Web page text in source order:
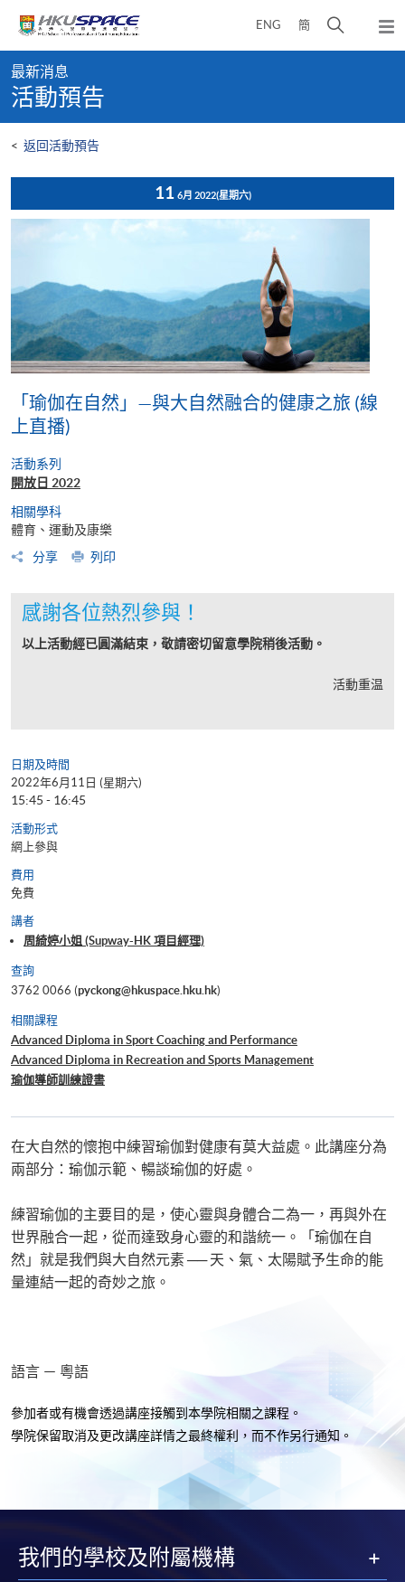
content
ENG 簡
開
彈
出
content
start
最新消息
活動預告
< 返回活動預告
11 6月 2022(星期六)
「瑜伽在自然」—與大自然融合的健康之旅 (線
上直播)
活動系列
開放日 2022
相關學科
體育、運動及康樂
分享
列印
感謝各位熱烈參與！
以上活動經已圓滿結束，敬請密切留意學院稍後活動。
活動重温
日期及時間
2022年6月11日 (星期六)
15:45 - 16:45
活動形式
網上參與
費用
免費
講者
周綺婷小姐 (Supway-HK 項目經理)
查詢
3762 0066 (pyckong@hkuspace.hku.hk)
相關課程
Advanced Diploma in Sport Coaching and Performance
Advanced Diploma in Recreation and Sports Management
瑜伽導師訓練證書
在大自然的懷抱中練習瑜伽對健康有莫大益處。此講座分為
兩部分：瑜伽示範、暢談瑜伽的好處。
練習瑜伽的主要目的是，使心靈與身體合二為一，再與外在
世界融合一起，從而達致身心靈的和諧統一。「瑜伽在自
然」就是我們與大自然元素 ── 天、氣、太陽賦予生命的能
量連結一起的奇妙之旅。
語言 － 粵語
參加者或有機會透過講座接觸到本學院相關之課程。
學院保留取消及更改講座詳情之最終權利，而不作另行通知 。
我們的學校及附屬機構